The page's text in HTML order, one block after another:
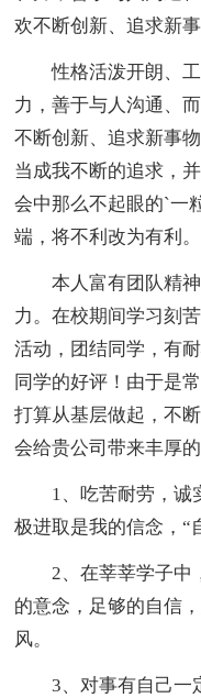
欢不断创新、追求新事
性格活泼开朗、工
力，善于与人沟通、
不断创新、追求新事
当成我不断的追求，
会中那么不起眼的`一
端，将不利改为有利。
本人富有团队精神
力。在校期间学习刻
活动，团结同学，有
同学的好评！由于是
打算从基层做起，不
会给贵公司带来丰厚的
1、吃苦耐劳，诚
极进取是我的信念，“
2、在莘莘学子中
的意念，足够的自信
风。
3、对事有自己一